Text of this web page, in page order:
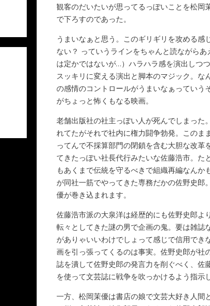
観客のだいたいが思ってるっぽいことを松岡
で下ろすのであった。
うまいなぁと思う。このギリギリを攻める感
ない？ っていうラインをちゃんと読ながら
は定かではないが…）ハラハラ感を演出しつ
スッキリに変える演出と脚本のマジック。な
の感情のコントロールがうまいなぁっていう
がちょっと怖くもなる映画。
老舗出版社の社主っぽい人が死んでしまった
れてたがそれで社内に権力闘争勃発。このま
ってんで不採算部門の閉鎖を含む大胆な改革
てきたっぽい社長代行みたいな佐藤浩市。た
もあくまで伝統を守るべきで組織再編なんか
が同社一筋でやってきた専務だかの佐野史郎
優が巻き込まれます。
佐藤浩市派の大泉洋は経歴的にも佐野史郎よ
転々としてきた謎の男で企画の鬼。要は雑誌
がありゃいいわけでしょって感じで信用でき
画を引っ張ってくるのは事実。佐野史郎が社
誌を潰して佐野史郎の発言力を削ぐべく、佐
を使って文芸誌に戦争を吹っかけるよう指示
一方、松岡茉優は書店の娘で文芸大好き人間